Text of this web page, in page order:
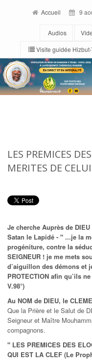
Accueil 9
Audios
Visite guidée Hizbut-
LES PREMICES
MERITES DE
Je cherche Auprès de
Satan le Lapidé - " ...je la
progéniture, contre la
SEIGNEUR ! je me mets
d’aiguillon des démons et
PROTECTION afin qu’ils
V.98°)
Au NOM de DIEU, le
Que la Prière et le Salut de
Seigneur et Maître
compagnons.
" LES PREMICES DES
QUI EST LA CLEF (Le